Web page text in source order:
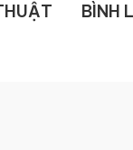
BÌNH